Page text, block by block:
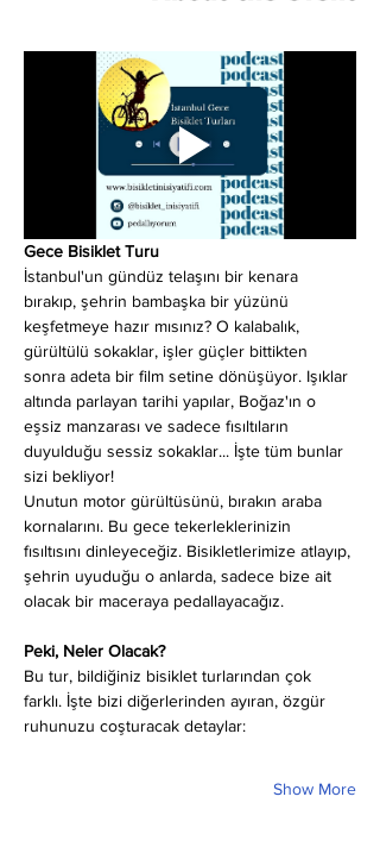
Gece Bisiklet Turu
İstanbul'un gündüz telaşını bir kenara
bırakıp, şehrin bambaşka bir yüzünü
keşfetmeye hazır mısınız? O kalabalık,
gürültülü sokaklar, işler güçler bittikten
sonra adeta bir film setine dönüşüyor. Işıklar
altında parlayan tarihi yapılar, Boğaz'ın o
eşsiz manzarası ve sadece fısıltıların
duyulduğu sessiz sokaklar... İşte tüm bunlar
sizi bekliyor!
Unutun motor gürültüsünü, bırakın araba
kornalarını. Bu gece tekerleklerinizin
fısıltısını dinleyeceğiz. Bisikletlerimize atlayıp,
şehrin uyuduğu o anlarda, sadece bize ait
olacak bir maceraya pedallayacağız.
Peki, Neler Olacak?
Bu tur, bildiğiniz bisiklet turlarından çok
farklı. İşte bizi diğerlerinden ayıran, özgür
ruhunuzu coşturacak detaylar:
Show More